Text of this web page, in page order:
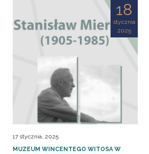
18
stycznia
2025
17 stycznia, 2025
MUZEUM WINCENTEGO WITOSA W